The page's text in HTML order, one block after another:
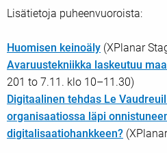
Lisätietoja puheenvuoroista:
Huomisen keinoäly (XPlanar
Avaruustekniikka laskeutuu
201 to 7.11. klo 10–11.30)
Digitaalinen tehdas Le
organisaatiossa läpi
digitalisaatiohankkeen?